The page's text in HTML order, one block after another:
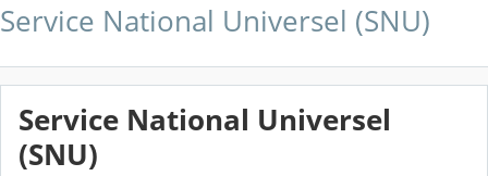
Service National Universel (SNU)
Service National Universel
(SNU)